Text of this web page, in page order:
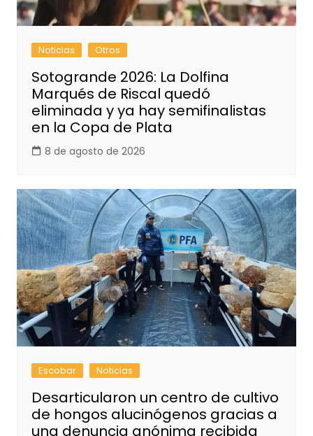
Noticias Otros
Sotogrande 2026: La Dolfina
Marqués de Riscal quedó
eliminada y ya hay semifinalistas
en la Copa de Plata
8 de agosto de 2026
Escobar Noticias
Desarticularon un centro de cultivo
de hongos alucinógenos gracias a
una denuncia anónima recibida